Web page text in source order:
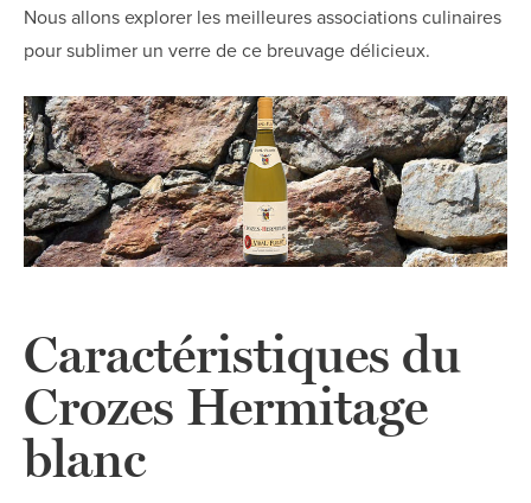
Nous allons explorer les meilleures associations culinaires
pour sublimer un verre de ce breuvage délicieux.
Caractéristiques du
Crozes Hermitage
blanc